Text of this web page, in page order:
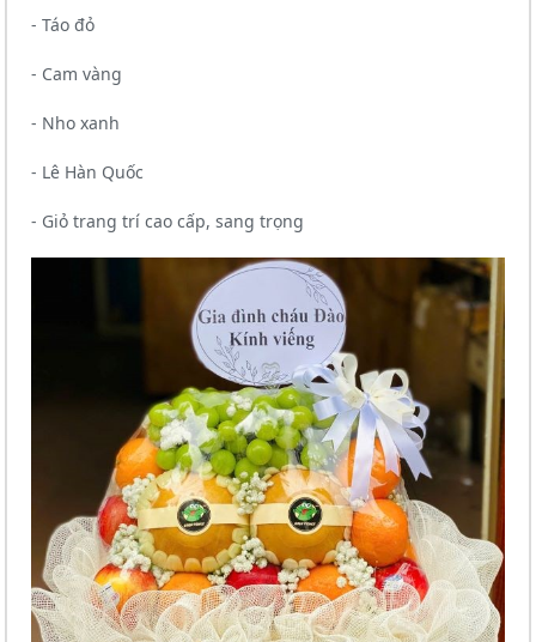
- Táo đỏ
- Cam vàng
- Nho xanh
- Lê Hàn Quốc
- Giỏ trang trí cao cấp, sang trọng